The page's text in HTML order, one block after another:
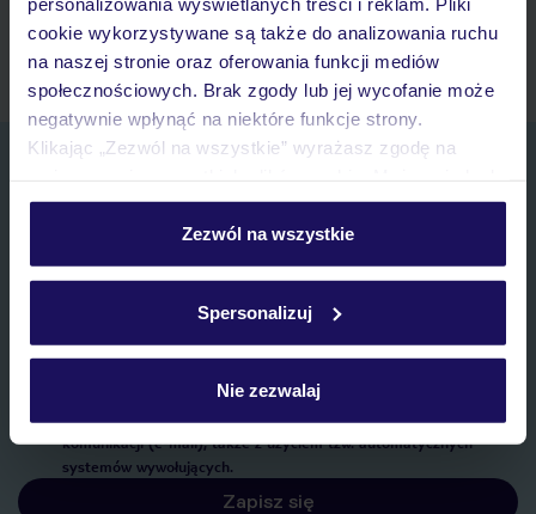
cookie wykorzystywane są także do analizowania ruchu
na naszej stronie oraz oferowania funkcji mediów
społecznościowych. Brak zgody lub jej wycofanie może
negatywnie wpłynąć na niektóre funkcje strony.
Klikając „Zezwól na wszystkie” wyrażasz zgodę na
personalizować swój wybór wchodząc w zakładkę
Szczegółowe informacje o plikach cookie znajdziesz
Zezwól na wszystkie
Spersonalizuj
Nie zezwalaj
myTUI
Zapisz się do newslettera
Wyrażam zgodę na przetwarzanie danych osobowych przez TUI
marketingowych, w zakresie oraz celu wskazanym w
przetwarzaniu danych osobowych”, poprzez elektroniczną formę
komunikacji (e-mail), także z użyciem tzw. automatycznych
systemów wywołujących.
Zapisz się